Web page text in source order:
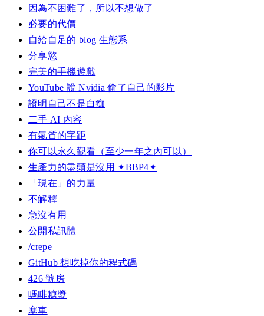
因為不困難了，所以不想做了
必要的代價
自給自足的 blog 生態系
分享慾
完美的手機遊戲
YouTube 說 Nvidia 偷了自己的影片
證明自己不是白痴
二手 AI 內容
有氣質的字距
你可以永久觀看（至少一年之內可以）
生產力的盡頭是沒用 ✦BBP4✦
「現在」的力量
不解釋
急沒有用
公開私訊體
/crepe
GitHub 想吃掉你的程式碼
426 號房
嗎啡糖漿
塞車